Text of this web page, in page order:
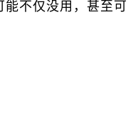
不仅没用，甚至可